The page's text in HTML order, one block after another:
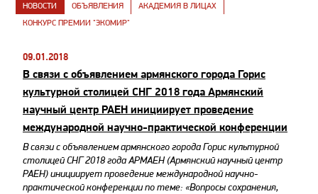
НОВОСТИ ОБЪЯВЛЕНИЯ
АКАДЕМИЯ В ЛИЦАХ
КОНКУРС ПРЕМИИ "ЭКОМИР"
09.01.2018
В связи с объявлением армянского города Горис
культурной столицей СНГ 2018 года Армянский
научный центр РАЕН инициирует проведение
международной научно-практической конференции
​В связи с объявлением армянского города Горис культурной
столицей СНГ 2018 года АРМАЕН (Армянский научный центр
РАЕН) инициирует проведение международной научно-
практической конференции по теме: «Вопросы сохранения,